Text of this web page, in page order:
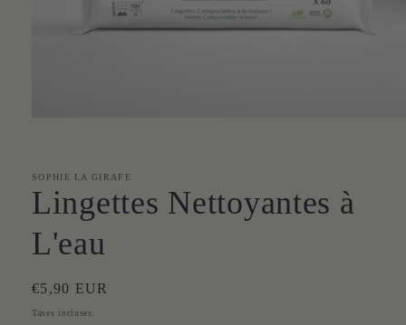
dans
une
fenêtre
SOPHIE LA GIRAFE
Lingettes Nettoyantes à
L'eau
Prix
habituel
€5,90 EUR
Taxes incluses.